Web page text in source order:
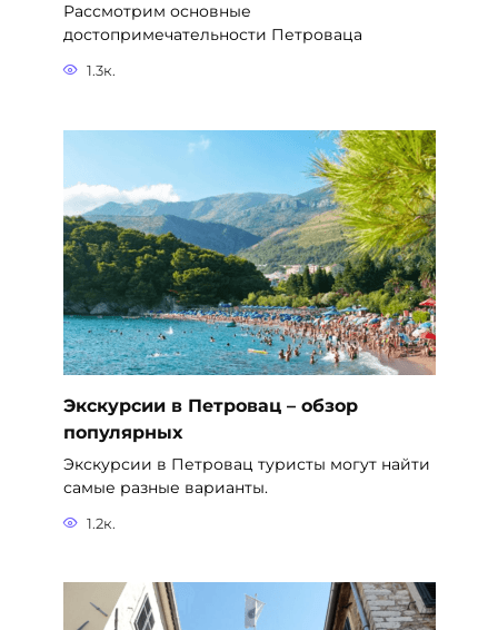
Рассмотрим основные
достопримечательности Петроваца
1.3к.
Экскурсии в Петровац – обзор
популярных
Экскурсии в Петровац туристы могут найти
самые разные варианты.
1.2к.